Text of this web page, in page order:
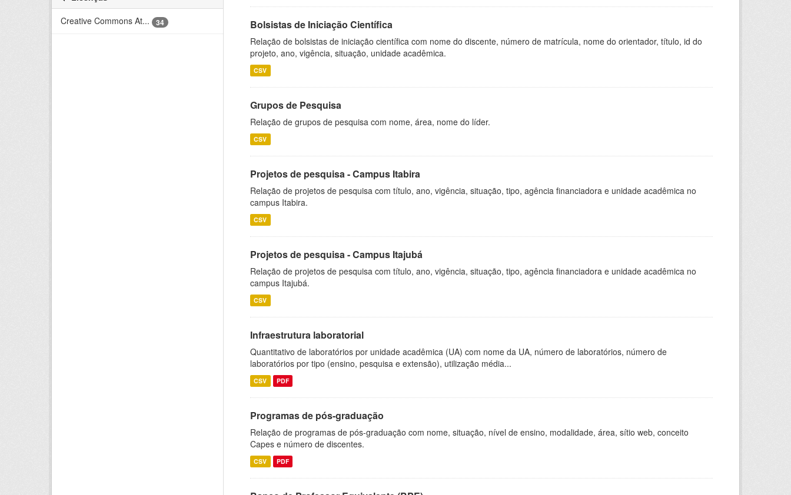
Creative Commons At...
34 Bolsistas de Iniciação Científica
Relação de bolsistas de iniciação científica com nome do discente, número de matrícula, nome do orientador, título, id do
projeto, ano, vigência, situação, unidade acadêmica.
CSV
Grupos de Pesquisa
Relação de grupos de pesquisa com nome, área, nome do líder.
CSV
Projetos de pesquisa - Campus Itabira
Relação de projetos de pesquisa com título, ano, vigência, situação, tipo, agência financiadora e unidade acadêmica no
campus Itabira.
CSV
Projetos de pesquisa - Campus Itajubá
Relação de projetos de pesquisa com título, ano, vigência, situação, tipo, agência financiadora e unidade acadêmica no
campus Itajubá.
CSV
Infraestrutura laboratorial
Quantitativo de laboratórios por unidade acadêmica (UA) com nome da UA, número de laboratórios, número de
laboratórios por tipo (ensino, pesquisa e extensão), utilização média...
CSV PDF
Programas de pós-graduação
Relação de programas de pós-graduação com nome, situação, nível de ensino, modalidade, área, sítio web, conceito
Capes e número de discentes.
CSV PDF